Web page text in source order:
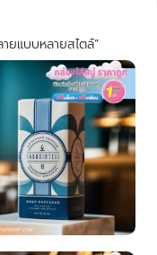
แบบหลายสไตล์”